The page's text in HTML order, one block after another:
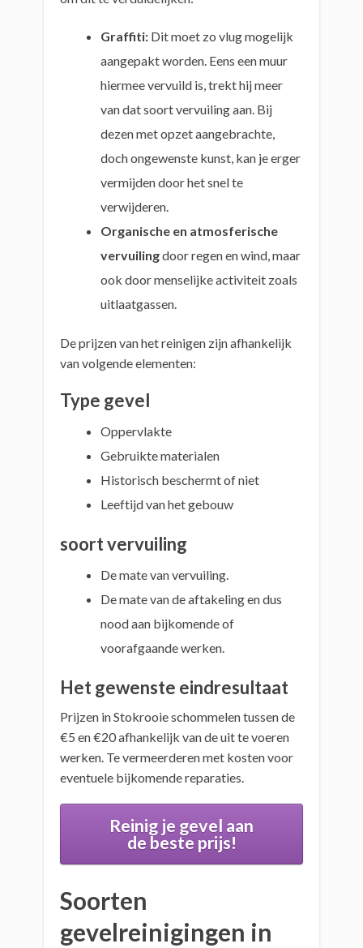
Graffiti: Dit moet zo vlug mogelijk
aangepakt worden. Eens een muur
hiermee vervuild is, trekt hij meer
van dat soort vervuiling aan. Bij
dezen met opzet aangebrachte,
doch ongewenste kunst, kan je erger
vermijden door het snel te
verwijderen.
Organische en atmosferische
vervuilingdoor regen en wind, maar
ook door menselijke activiteit zoals
uitlaatgassen.
De prijzen van het reinigen zijn afhankelijk
van volgende elementen:
Type gevel
Oppervlakte
Gebruikte materialen
Historisch beschermt of niet
Leeftijd van het gebouw
soort vervuiling
De mate van vervuiling.
De mate van de aftakeling en dus
nood aan bijkomende of
voorafgaande werken.
Het gewenste eindresultaat
Prijzen in Stokrooie schommelen tussen de
€5 en €20 afhankelijk van de uit te voeren
werken. Te vermeerderen met kosten voor
eventuele bijkomende reparaties.
Reinig je gevel aan
de beste prijs!
Soorten
gevelreinigingen in